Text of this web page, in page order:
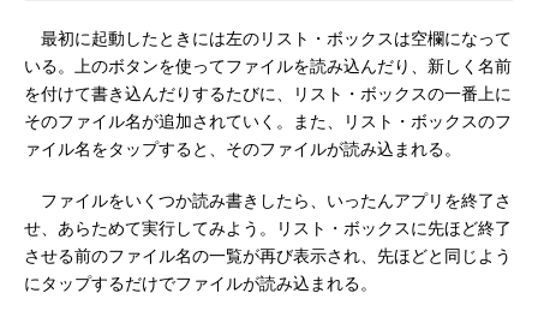
最初に起動したときには左のリスト・ボックスは空欄になって
いる。上のボタンを使ってファイルを読み込んだり、新しく名前
を付けて書き込んだりするたびに、リスト・ボックスの一番上に
そのファイル名が追加されていく。また、リスト・ボックスのフ
ァイル名をタップすると、そのファイルが読み込まれる。
ファイルをいくつか読み書きしたら、いったんアプリを終了さ
せ、あらためて実行してみよう。リスト・ボックスに先ほど終了
させる前のファイル名の一覧が再び表示され、先ほどと同じよう
にタップするだけでファイルが読み込まれる。